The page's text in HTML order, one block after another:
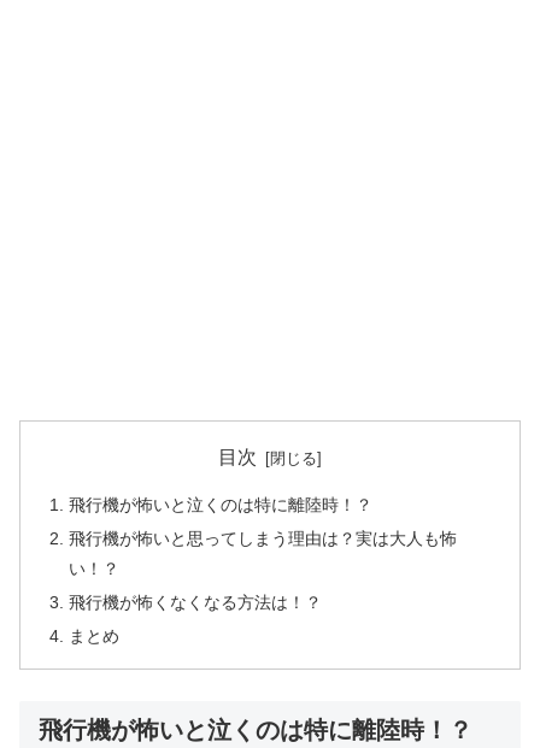
目次
飛行機が怖いと泣くのは特に離陸時！？
飛行機が怖いと思ってしまう理由は？実は大人も怖
い！？
飛行機が怖くなくなる方法は！？
まとめ
飛行機が怖いと泣くのは特に離陸時！？